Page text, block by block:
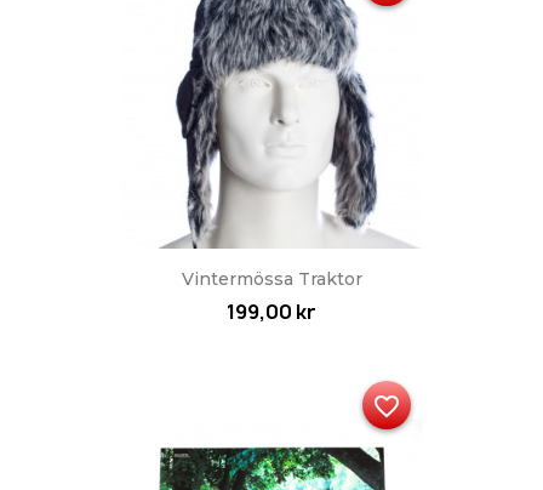
Vintermössa Traktor
199,00 kr
favorite_border